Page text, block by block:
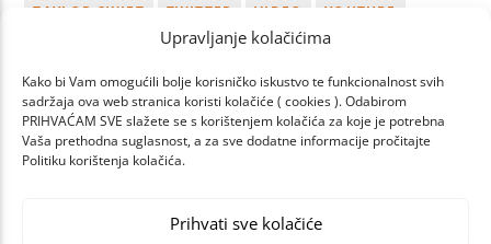
Upravljanje kolačićima
Kako bi Vam omogućili bolje korisničko iskustvo te funkcionalnost svih
sadržaja ova web stranica koristi kolačiće ( cookies ). Odabirom
PRIHVAĆAM SVE slažete se s korištenjem kolačića za koje je potrebna
Vaša prethodna suglasnost, a za sve dodatne informacije pročitajte
Politiku korištenja kolačića.
Prihvati sve kolačiće
TAYLOR SWIFT
TWITTER VIDEO
YOUTUBE